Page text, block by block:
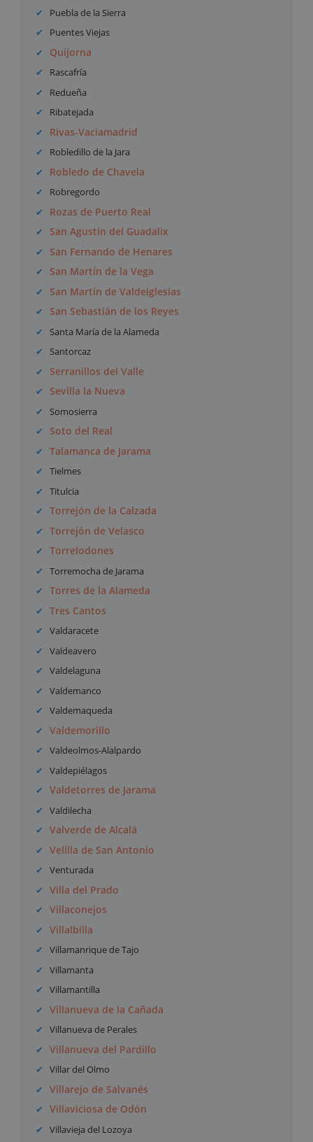
Puebla de la Sierra
Puentes Viejas
Quijorna
Rascafría
Redueña
Ribatejada
Rivas-Vaciamadrid
Robledillo de la Jara
Robledo de Chavela
Robregordo
Rozas de Puerto Real
San Agustín del Guadalix
San Fernando de Henares
San Martín de la Vega
San Martín de Valdeiglesias
San Sebastián de los Reyes
Santa María de la Alameda
Santorcaz
Serranillos del Valle
Sevilla la Nueva
Somosierra
Soto del Real
Talamanca de Jarama
Tielmes
Titulcia
Torrejón de la Calzada
Torrejón de Velasco
Torrelodones
Torremocha de Jarama
Torres de la Alameda
Tres Cantos
Valdaracete
Valdeavero
Valdelaguna
Valdemanco
Valdemaqueda
Valdemorillo
Valdeolmos-Alalpardo
Valdepiélagos
Valdetorres de Jarama
Valdilecha
Valverde de Alcalá
Velilla de San Antonio
Venturada
Villa del Prado
Villaconejos
Villalbilla
Villamanrique de Tajo
Villamanta
Villamantilla
Villanueva de la Cañada
Villanueva de Perales
Villanueva del Pardillo
Villar del Olmo
Villarejo de Salvanés
Villaviciosa de Odón
Villavieja del Lozoya